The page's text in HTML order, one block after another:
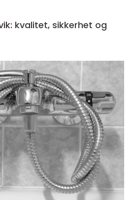
kvalitet, sikkerhet og